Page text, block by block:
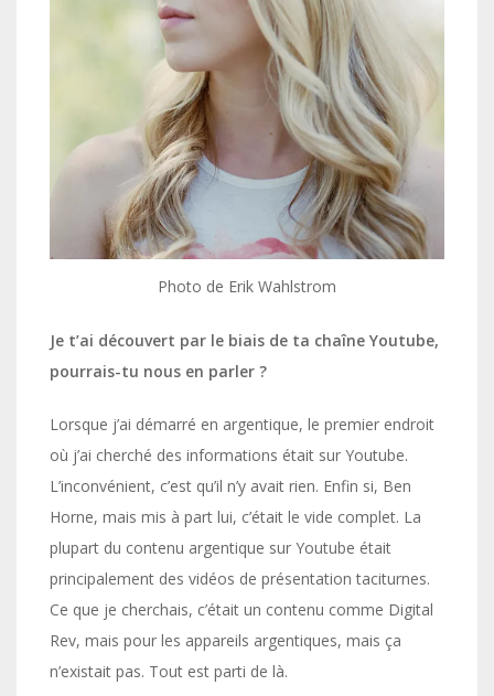
Photo de Erik Wahlstrom
Je t’ai découvert par le biais de ta chaîne Youtube,
pourrais-tu nous en parler ?
Lorsque j’ai démarré en argentique, le premier endroit
où j’ai cherché des informations était sur Youtube.
L’inconvénient, c’est qu’il n’y avait rien. Enfin si, Ben
Horne, mais mis à part lui, c’était le vide complet. La
plupart du contenu argentique sur Youtube était
principalement des vidéos de présentation taciturnes.
Ce que je cherchais, c’était un contenu comme Digital
Rev, mais pour les appareils argentiques, mais ça
n’existait pas. Tout est parti de là.